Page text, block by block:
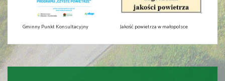
Gminny Punkt Konsultacyjny Jakość powietrza w małopolsce